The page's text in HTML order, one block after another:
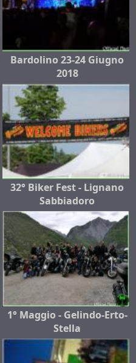
Bardolino 23-24 Giugno
2018
32° Biker Fest - Lignano
Sabbiadoro
1° Maggio - Gelindo-Erto-
Stella